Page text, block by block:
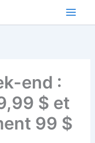
end :
$ et
99 $